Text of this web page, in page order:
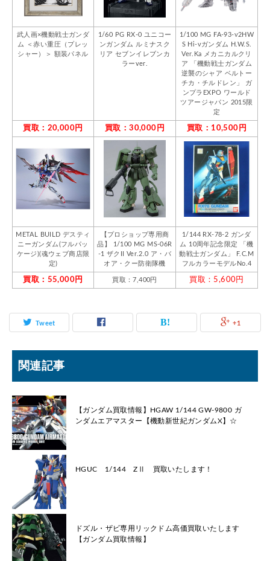
武人画×機動戦士ガンダ
ム ＜赤い重圧（プレッ
シャー）＞ 額装パネル
1/60 PG RX-0 ユニコー
ンガンダム ルミナスク
リア セブンイレブンカ
ラーver.
1/100 MG FA-93-ν2HW
S Hi-νガンダム H.W.S.
Ver.Ka メカニカルクリ
ア 「機動戦士ガンダム
逆襲のシャア ベルトー
チカ・チルドレン」 ガ
ンプラEXPO ワールド
ツアージャパン 2015限
定
買取：20,000円 買取：30,000円 買取：10,500円
METAL BUILD デスティ
ニーガンダム(フルパッ
ケージ)(魂ウェブ商店限
定)
【プロショップ専用商
品】 1/100 MG MS-06R
-1 ザクII Ver.2.0 ア・バ
オア・クー防衛隊機
1/144 RX-78-2 ガンダ
ム 10周年記念限定 「機
動戦士ガンダム」 F.C.M
フルカラーモデルNo.4
買取：55,000円 買取：7,400円 買取：5,600円
Tweet +1
関連記事
【ガンダム買取情報】HGAW 1/144 GW-9800 ガ
ンダムエアマスター【機動新世紀ガンダムX】☆
HGUC 1/144 ΖⅡ 買取いたします！
ドズル・ザビ専用リックドム高価買取いたします
【ガンダム買取情報】